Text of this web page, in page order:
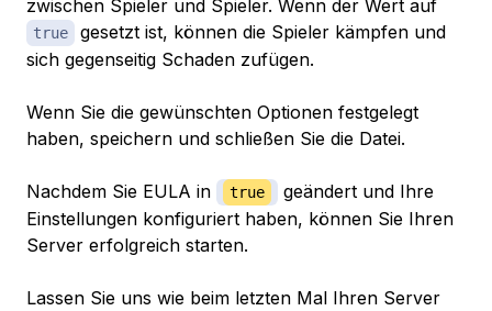
zwischen Spieler und Spieler. Wenn der Wert auf
true
gesetzt ist, können die Spieler kämpfen und
sich gegenseitig Schaden zufügen.
Wenn Sie die gewünschten Optionen festgelegt
haben, speichern und schließen Sie die Datei.
Nachdem Sie EULA in true
geändert und Ihre
Einstellungen konfiguriert haben, können Sie Ihren
Server erfolgreich starten.
Lassen Sie uns wie beim letzten Mal Ihren Server